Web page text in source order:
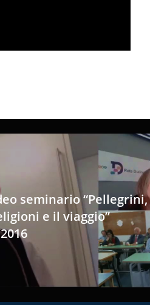
seminario “Pellegrini,
e il viaggio”